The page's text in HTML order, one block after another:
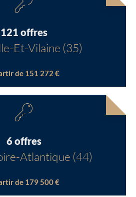
121 offres
Et-Vilaine (35)
de 151 272 €
6 offres
Atlantique (44)
de 179 500 €